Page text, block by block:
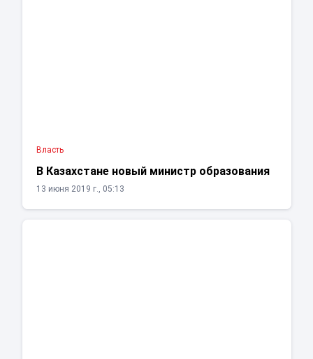
Власть
В Казахстане новый министр образования
13 июня 2019 г., 05:13